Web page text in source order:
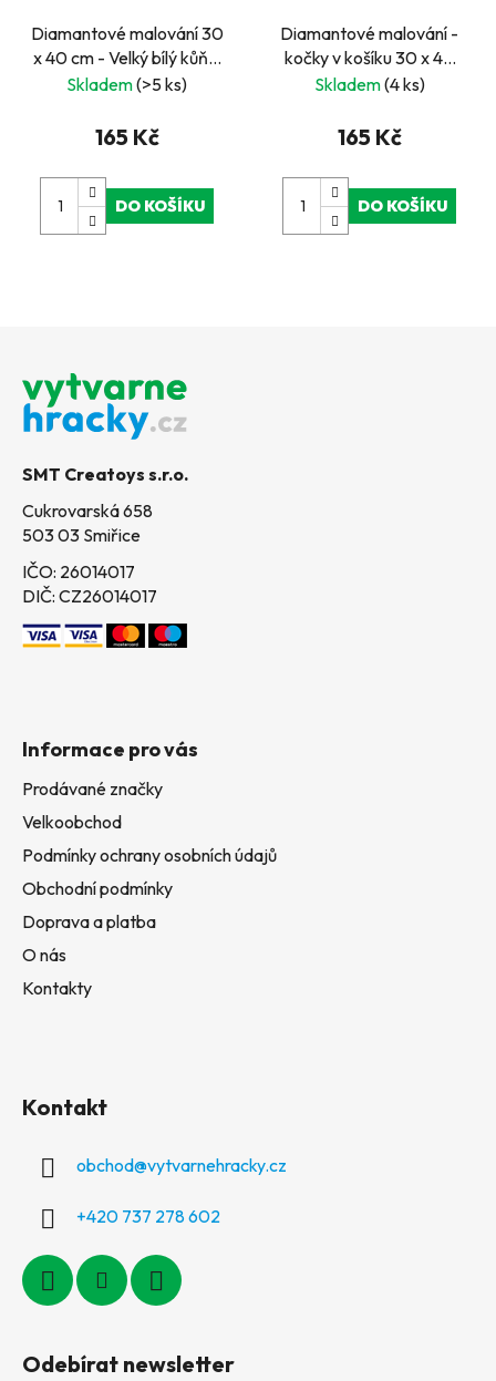
Diamantové malování 30
x 40 cm - Velký bílý kůň v
mlze
Skladem(>5 ks)
165 Kč
DO KOŠÍKU
Diamantové malování -
kočky v košíku 30 x 40
cm
Skladem(4 ks)
165 Kč
DO KOŠÍKU
SMT Creatoys s.r.o.
Cukrovarská 658
503 03 Smiřice
IČO: 26014017
DIČ: CZ26014017
Informace pro vás
Prodávané značky
Velkoobchod
Podmínky ochrany osobních údajů
Obchodní podmínky
Doprava a platba
O nás
Kontakty
Kontakt
obchod@vytvarnehracky.cz
+420 737 278 602
Odebírat newsletter